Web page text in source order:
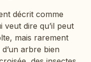
décrit comme
veut dire qu’il peut
mais rarement
arbre bien